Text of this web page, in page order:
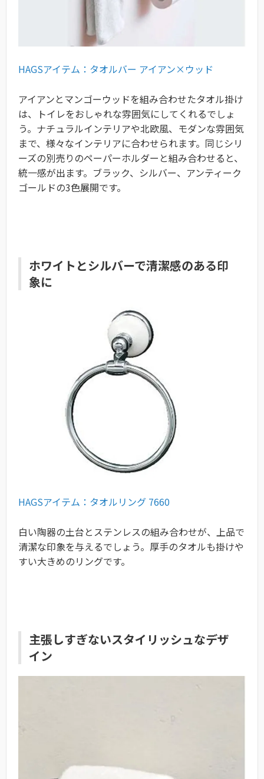
HAGSアイテム：タオルバー アイアン×ウッド
アイアンとマンゴーウッドを組み合わせたタオル掛け
は、トイレをおしゃれな雰囲気にしてくれるでしょ
う。ナチュラルインテリアや北欧風、モダンな雰囲気
まで、様々なインテリアに合わせられます。同じシリ
ーズの別売りのペーパーホルダーと組み合わせると、
統一感が出ます。ブラック、シルバー、アンティーク
ゴールドの3色展開です。
ホワイトとシルバーで清潔感のある印
象に
HAGSアイテム：タオルリング 7660
白い陶器の土台とステンレスの組み合わせが、上品で
清潔な印象を与えるでしょう。厚手のタオルも掛けや
すい大きめのリングです。
主張しすぎないスタイリッシュなデザ
イン